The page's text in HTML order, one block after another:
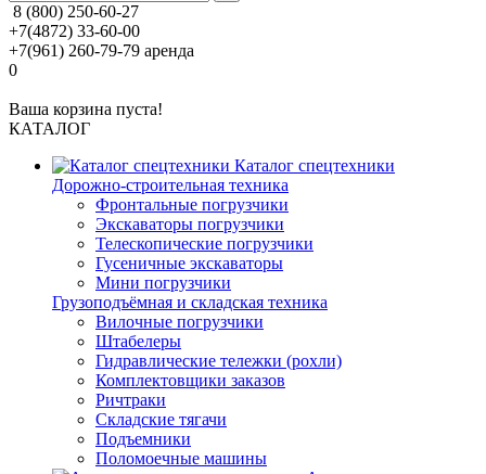
8 (800) 250-60-27
+7(4872) 33-60-00
+7(961) 260-79-79 аренда
0
Ваша корзина пуста!
КАТАЛОГ
Каталог спецтехники
Дорожно-строительная техника
Фронтальные погрузчики
Экскаваторы погрузчики
Телескопические погрузчики
Гусеничные экскаваторы
Мини погрузчики
Грузоподъёмная и складская техника
Вилочные погрузчики
Штабелеры
Гидравлические тележки (рохли)
Комплектовщики заказов
Ричтраки
Складские тягачи
Подъемники
Поломоечные машины